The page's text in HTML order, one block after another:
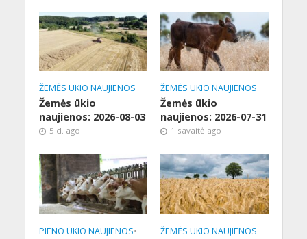
ŽEMĖS ŪKIO NAUJIENOS
Žemės ūkio
naujienos: 2026-08-03
5 d. ago
ŽEMĖS ŪKIO NAUJIENOS
Žemės ūkio
naujienos: 2026-07-31
1 savaitė ago
PIENO ŪKIO NAUJIENOS•
ŽEMĖS ŪKIO NAUJIENOS